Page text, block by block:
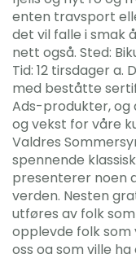
enten travsport
det vil falle i smak
nett også. Sted:
Tid: 12 tirsdager
med beståtte
Ads-produkter, og
og vekst for våre
Valdres
spennende
presenterer noen
verden. Nesten
utføres av folk
opplevde folk som
oss og som ville